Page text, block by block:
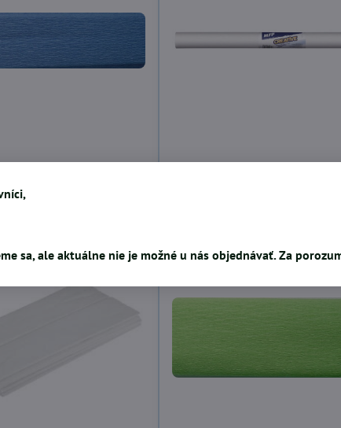
medium modrý Krepový papier roľa
sa, ale aktuálne nie je možné u nás objednávať. Za